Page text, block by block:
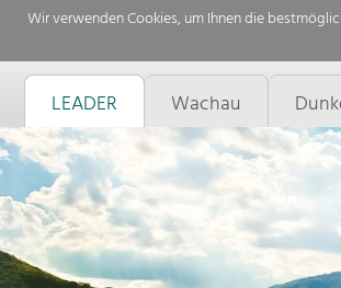
Wir verwenden Cookies, um Ihnen die
LEADER Wachau